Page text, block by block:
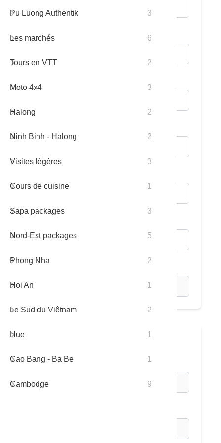
* Email:
Adultes / Enfants:
* Programme du Tour:
3
Pu Luong Authentik
6
Les marchés
2
Tours en VTT
3
Moto 4x4
2
Halong
2
Ninh Binh - Halong
3
Visites légères
1
Cours de cuisine
3
Sapa packages
5
Nord-Est packages
2
Phong Nha
1
Hoi An
2
Le Sud du Viêtnam
1
Hue
1
Cao Bang - Ba Be
9
Cambodge
15 jours